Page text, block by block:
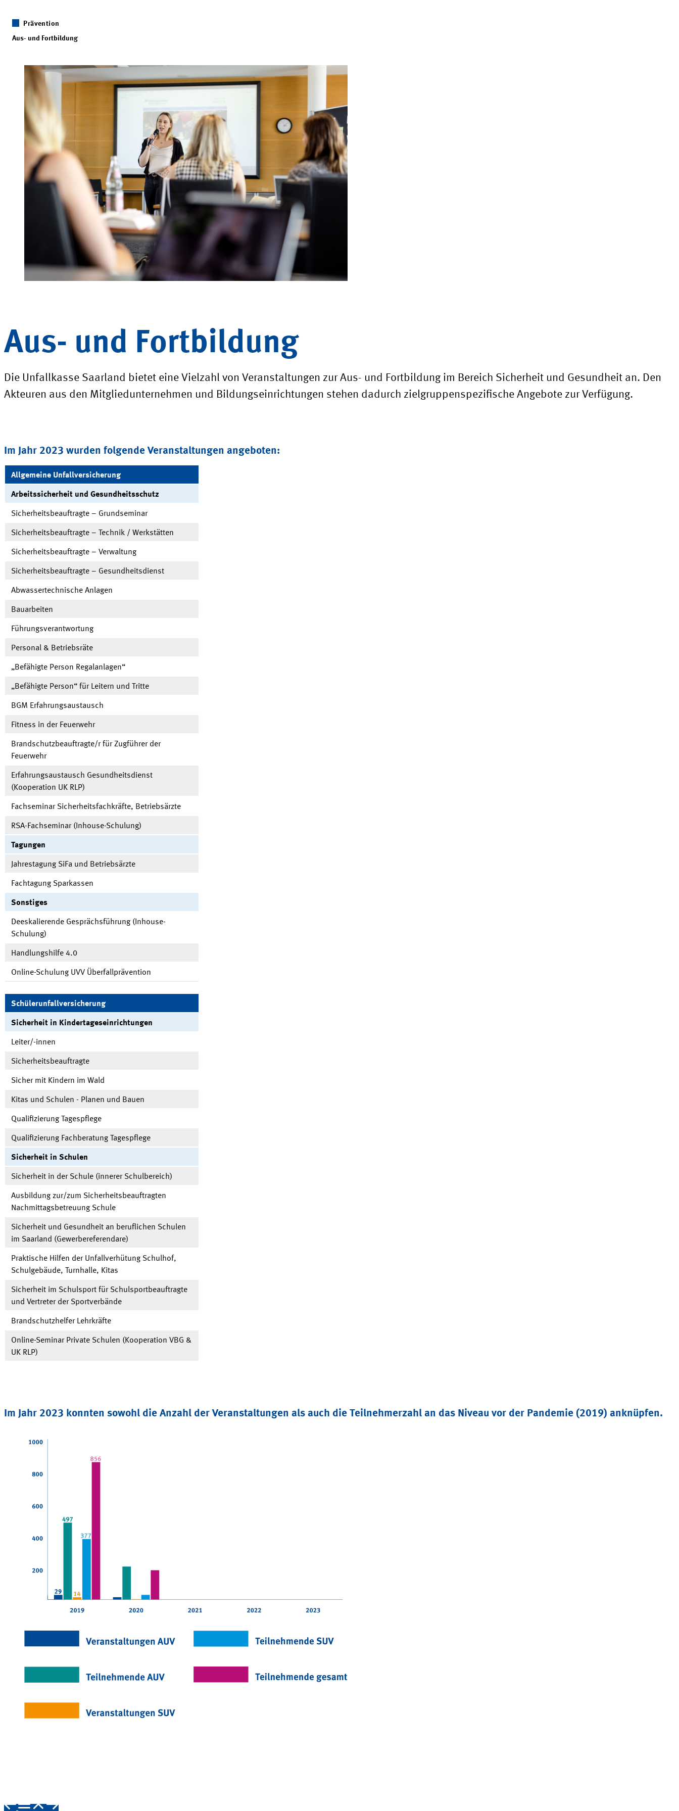
Prävention
Aus- und Fortbildung
Aus- und Fortbildung
Die Unfallkasse Saarland bietet eine Vielzahl von Veranstaltungen zurAus- und Fortbildung im Bereich Sicherheit und Gesundheit an. Den
Akteuren aus den Mitgliedunternehmen und Bildungseinrichtungen stehen dadurch zielgruppenspezifische Angebote zur Verfügung.
Im Jahr 2023 wurden folgende Veranstaltungen angeboten:
Allgemeine Unfallversicherung
Arbeitssicherheit und Gesundheitsschutz
Sicherheitsbeauftragte – Grundseminar
Sicherheitsbeauftragte – Technik / Werkstätten
Sicherheitsbeauftragte – Verwaltung
Sicherheitsbeauftragte – Gesundheitsdienst
Abwassertechnische Anlagen
Bauarbeiten
Führungsverantwortung
Personal & Betriebsräte
„Befähigte Person Regalanlagen“
„Befähigte Person“ für Leitern und Tritte
BGM Erfahrungsaustausch
Fitness in der Feuerwehr
Brandschutzbeauftragte/r für Zugführer der
Feuerwehr
Erfahrungsaustausch Gesundheitsdienst
(Kooperation UK RLP)
Fachseminar Sicherheitsfachkräfte, Betriebsärzte
RSA-Fachseminar (Inhouse-Schulung)
Tagungen
Jahrestagung SiFa und Betriebsärzte
Fachtagung Sparkassen
Sonstiges
Deeskalierende Gesprächsführung (Inhouse-
Schulung)
Handlungshilfe 4.0
Online-Schulung UVV Überfallprävention
Schülerunfallversicherung
Sicherheit in Kindertageseinrichtungen
Leiter/-innen
Sicherheitsbeauftragte
Sicher mit Kindern im Wald
Kitas und Schulen - Planen und Bauen
Qualifizierung Tagespflege
Qualifizierung Fachberatung Tagespflege
Sicherheit in Schulen
Sicherheit in der Schule (innerer Schulbereich)
Ausbildung zur/zum Sicherheitsbeauftragten
Nachmittagsbetreuung Schule
Sicherheit und Gesundheit an beruflichen Schulen
im Saarland (Gewerbereferendare)
Praktische Hilfen der Unfallverhütung Schulhof,
Schulgebäude, Turnhalle, Kitas
Sicherheit im Schulsport für Schulsportbeauftragte
und Vertreter der Sportverbände
Brandschutzhelfer Lehrkräfte
Online-Seminar Private Schulen (Kooperation VBG &
UK RLP)
Im Jahr 2023 konnten sowohl die Anzahl der Veranstaltungen als auch die Teilnehmerzahl an das Niveau vor der Pandemie (2019) anknüpfen.